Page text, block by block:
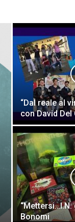
|
Eventi
“Dal reale al
con David Del
“Mettersi…I.N.
Bonomi